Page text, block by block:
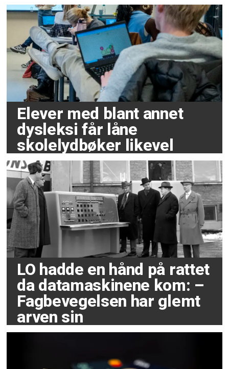
Elever med blant annet
dysleksi får låne
skolelydbøker likevel
LO hadde en hånd på rattet
da datamaskinene kom: –
Fagbevegelsen har glemt
arven sin